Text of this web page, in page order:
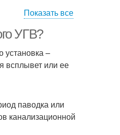
Показать все
УГВ?
установка –
всплывет или ее
паводка или
канализационной